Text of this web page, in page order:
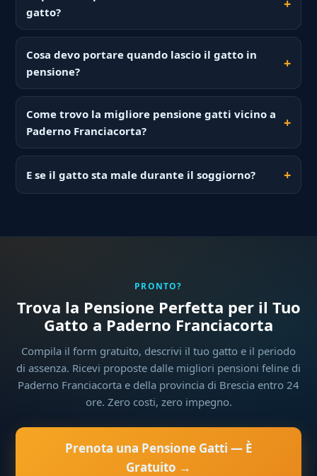
gatto?
Cosa devo portare quando lascio il gatto in
pensione?
Come trovo la migliore pensione gatti vicino a
Paderno Franciacorta?
E se il gatto sta male durante il soggiorno?
PRONTO?
Trova la Pensione Perfetta per il Tuo
Gatto a Paderno Franciacorta
Compila il form gratuito, descrivi il tuo gatto e il periodo
di assenza. Ricevi proposte dalle migliori pensioni feline di
Paderno Franciacorta e della provincia di Brescia entro 24
ore. Zero costi, zero impegno.
Prenota una Pensione Gatti — È
Gratuito →